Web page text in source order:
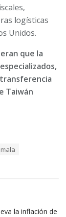
logísticas
Unidos.
que la
Taiwán
la inflación de